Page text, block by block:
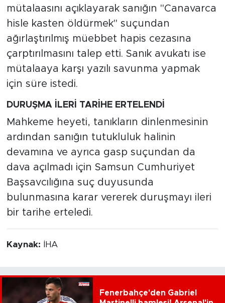
mütalaasını açıklayarak sanığın "Canavarca
hisle kasten öldürmek" suçundan
ağırlaştırılmış müebbet hapis cezasına
çarptırılmasını talep etti. Sanık avukatı ise
mütalaaya karşı yazılı savunma yapmak
için süre istedi.
DURUŞMA İLERİ TARİHE ERTELENDİ
Mahkeme heyeti, tanıkların dinlenmesinin
ardından sanığın tutukluluk halinin
devamına ve ayrıca gasp suçundan da
dava açılmadı için Samsun Cumhuriyet
Başsavcılığına suç duyusunda
bulunmasına karar vererek duruşmayı ileri
bir tarihe erteledi.
Kaynak: İHA
Fenerbahçe'den Gabriel